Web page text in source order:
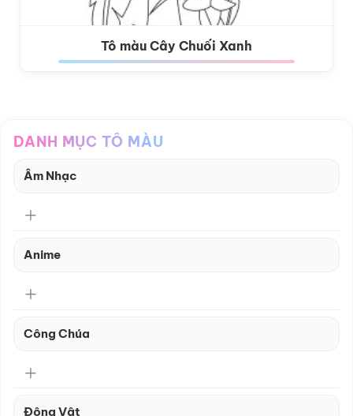
Tô màu Cây Chuối Xanh
DANH MỤC TÔ MÀU
Âm Nhạc
Anime
Công Chúa
Động Vật